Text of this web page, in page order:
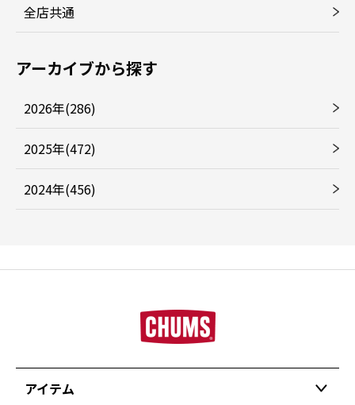
全店共通
アーカイブから探す
2026年(286)
2025年(472)
2024年(456)
アイテム